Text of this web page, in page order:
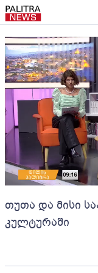
თუთა და მისი
კულტურაში